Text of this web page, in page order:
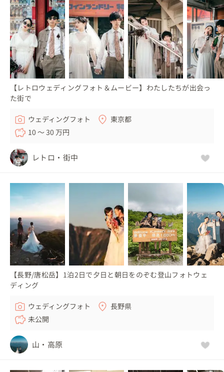
【レトロウェディングフォト＆ムービー】わたしたちが出会っ
た街で
ウェディングフォト
東京都
10 〜 30 万円
レトロ・街中
【長野/唐松岳】1泊2日で夕日と朝日をのぞむ登山フォトウェ
ディング
ウェディングフォト
長野県
未公開
山・高原